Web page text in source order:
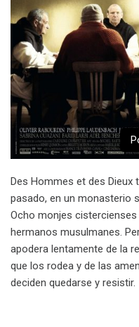
Des Hommes et des Dieux
pasado, en un monasterio
Ocho monjes
hermanos musulmanes.
apodera lentamente de la
que los rodea y de las
deciden quedarse y resistir.